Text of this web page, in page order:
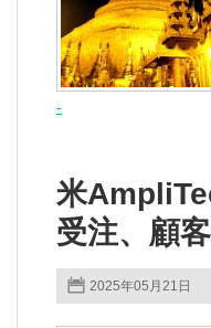
-
米
受注、顧
2025年05月21日